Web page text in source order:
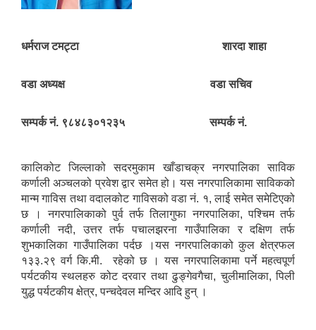
धर्मराज टमट्टा शारदा शाहा
वडा अध्यक्ष वडा सचिव
सम्पर्क नं. ९८४८३०१२३५ सम्पर्क नं.
कालिकोट जिल्लाको सदरमुकाम खाँडाचक्र नगरपालिका साविक
कर्णाली अञ्चलको प्रवेश द्वार समेत हो। यस नगरपालिकामा साविकको
मान्म गाविस तथा वदालकोट गाविसको वडा नं. १, लाई समेत समेटिएको
छ । नगरपालिकाको पुर्व तर्फ तिलागुफा नगरपालिका, पश्चिम तर्फ
कर्णाली नदी, उत्तर तर्फ पचालझरना गाउँपालिका र दक्षिण तर्फ
शुभकालिका गाउँपालिका पर्दछ ।यस नगरपालिकाको कुल क्षेत्रफल
१३३.२९ वर्ग कि.मी. रहेको छ । यस नगरपालिकामा पर्ने महत्वपूर्ण
पर्यटकीय स्थलहरु कोट दरवार तथा ढुङ्गेवगैचा, चुलीमालिका, पिली
युद्ध पर्यटकीय क्षेत्र, पन्चदेवल मन्दिर आदि हुन् ।